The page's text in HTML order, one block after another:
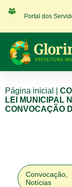
Portal dos
Página inicial
LEI MUNICIPAL
CONVOCAÇÃO
Convocação
Notícias